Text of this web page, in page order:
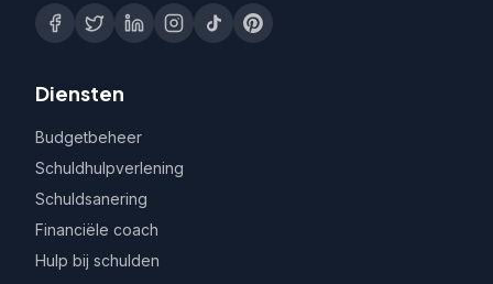
Diensten
Budgetbeheer
Schuldhulpverlening
Schuldsanering
Financiële coach
Hulp bij schulden